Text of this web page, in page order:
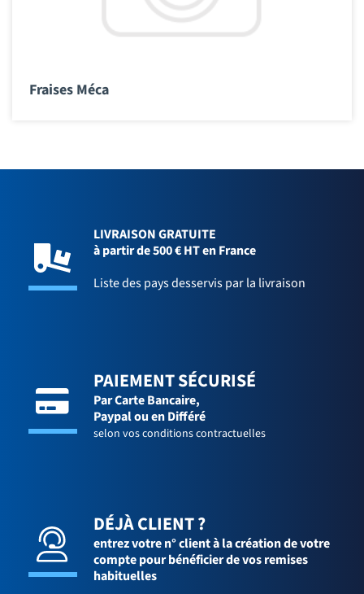
Fraises Méca
LIVRAISON GRATUITE
à partir de 500 € HT en France
Liste des pays desservis par la livraison
PAIEMENT SÉCURISÉ
Par Carte Bancaire,
Paypal ou en Différé
selon vos conditions contractuelles
DÉJÀ CLIENT ?
entrez votre n° client à la création de votre
compte pour bénéficier de vos remises
habituelles